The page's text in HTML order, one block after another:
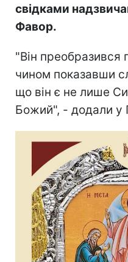
свідками
Фавор.
"Він
чином показавши
що він є не лише
Божий", - додали у